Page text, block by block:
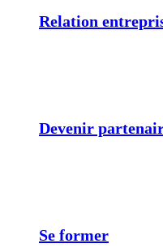
Relation
Devenir
Se former